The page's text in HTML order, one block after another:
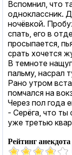
Вспомнил, что
одноклассник.
ночёвкой.
спать, его в
просыпается,
срать хочется
В темноте
пальму, насрал
Рано утром
помчался на
Через пол года
- Серёга, что
уже третью
Рейтинг анекдота